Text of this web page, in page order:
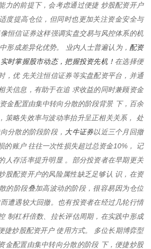
力的前提下，会考虑通过便捷 炒股配资开户
度提高仓位，但同时也更加关注资金安全与
恒信证券这样强调实盘交易与风控体系的机
形成差异化优势。 业内人士普遍认为， 配资
时掌握股市动态，把握投资先机！ 在选择便
，优 先关注恒信证券等实盘配资平台，并通
关信息，有助于在追 求收益的同时兼顾资金
金配置由集中转向分散的阶段背景 下，百余
策略失效率与波动率抬升呈正相关关系， 处
分散的阶段阶段， 大牛证券以近三个月回撤
的账户 往往一次性损失超过总资金10%， 记
人存活率提升明显 。部分投资者在早期更关
股配资开户的风险属性缺乏足够认 识，在资
的阶段叠加高波动的阶段，很容易因为仓位
遭遇较大回撤。也有投资者在经过几轮行情
制杠杆倍数、拉长评估周期，在实践中形成
捷炒股配资开户 使用方式。 多位长期博弈型
金配置由集中转向分散的阶段 下，便捷炒股